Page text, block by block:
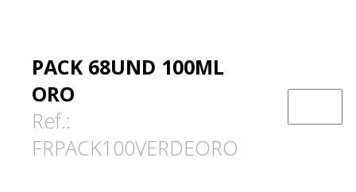
PACK 68UND 100ML
ORO
Ref.:
FRPACK100VERDEORO